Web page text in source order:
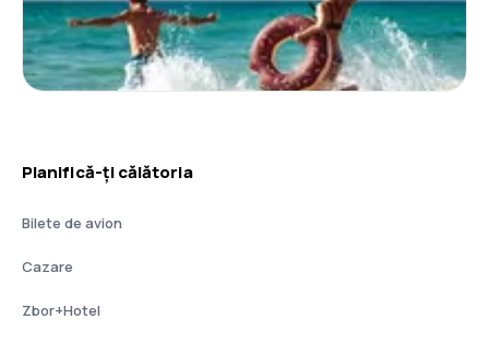
Planifică-ți călătoria
Bilete de avion
Cazare
Zbor+Hotel